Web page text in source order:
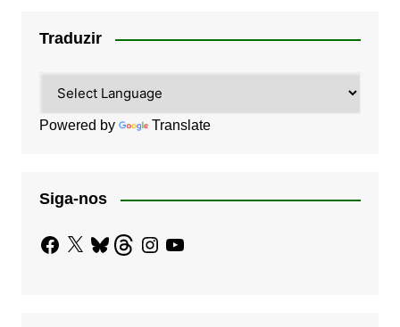
Traduzir
Powered by Translate
Siga-nos
Facebook
X BlueskyThreadsInstagram
YouTube